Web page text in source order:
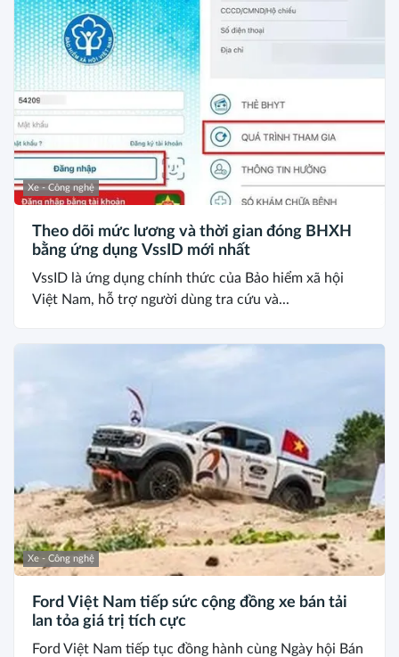
Xe - Công nghệ
Theo dõi mức lương và thời gian đóng BHXH
bằng ứng dụng VssID mới nhất
VssID là ứng dụng chính thức của Bảo hiểm xã hội
Việt Nam, hỗ trợ người dùng tra cứu và...
Xe - Công nghệ
Ford Việt Nam tiếp sức cộng đồng xe bán tải
lan tỏa giá trị tích cực
Ford Việt Nam tiếp tục đồng hành cùng Ngày hội Bán